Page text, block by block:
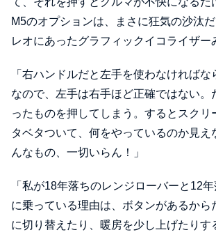
M5のオプションは、まさに狂気の沙汰
レオにあったグラフィックイコライザー
「右ハンドルだと左手を使わなければな
なので、左手は右手ほど正確ではない。
ったものを押してしまう。するとスクリ
タベタついて、何をやっているのか見え
んなもの、一切いらん！」
「私が18年落ちのレンジローバーと12
に乗っている理由は、ボタンがあるから
に切り替えたり、暖房を少し上げたりす